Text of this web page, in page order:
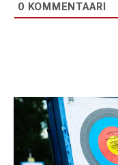
0 KOMMENTAARI